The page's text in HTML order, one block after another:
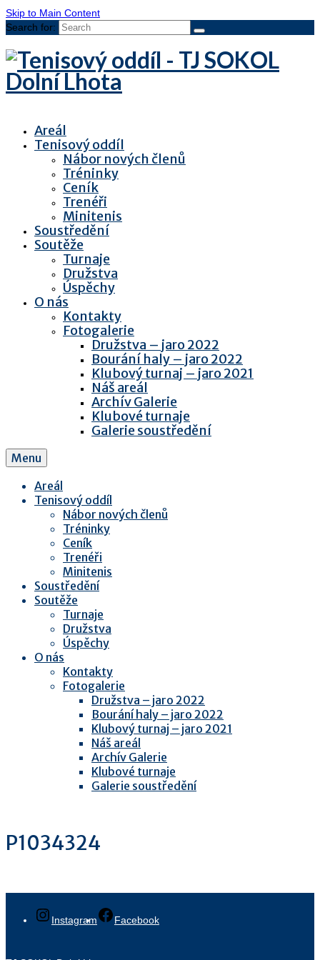
Skip to Main Content
Search for:
Areál
Tenisový oddíl
Nábor nových členů
Tréninky
Ceník
Trenéři
Minitenis
Soustředění
Soutěže
Turnaje
Družstva
Úspěchy
O nás
Kontakty
Fotogalerie
Družstva – jaro 2022
Bourání haly – jaro 2022
Klubový turnaj – jaro 2021
Náš areál
Archív Galerie
Klubové turnaje
Galerie soustředění
Menu
Areál
Tenisový oddíl
Nábor nových členů
Tréninky
Ceník
Trenéři
Minitenis
Soustředění
Soutěže
Turnaje
Družstva
Úspěchy
O nás
Kontakty
Fotogalerie
Družstva – jaro 2022
Bourání haly – jaro 2022
Klubový turnaj – jaro 2021
Náš areál
Archív Galerie
Klubové turnaje
Galerie soustředění
P1034324
Instagram Facebook